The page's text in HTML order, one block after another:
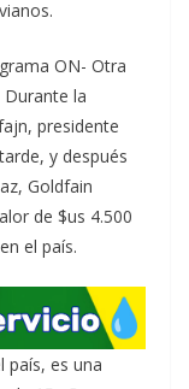
ON- Otra
Durante la
presidente
y después
Goldfain
de $us 4.500
el país.
país, es una